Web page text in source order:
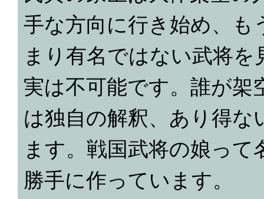
手な方向に行き始め、も
まり有名ではない武将
実は不可能です。誰が架
は独自の解釈、あり得
ます。戦国武将の娘っ
勝手に作っています。